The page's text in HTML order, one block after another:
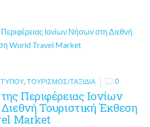
,ΤΟΥΡΙΣΜΌΣ/ΤΑΞΊΔΙΑ 0
Περιφέρειας Ιονίων
Τουριστική Έκθεση
Market